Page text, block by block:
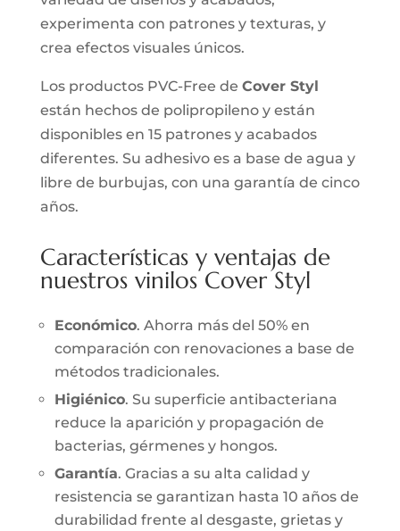
experimenta con patrones y texturas, y
crea efectos visuales únicos.
Los productos PVC-Free de Cover Styl
están hechos de polipropileno y están
disponibles en 15 patrones y acabados
diferentes. Su adhesivo es a base de agua y
libre de burbujas, con una garantía de cinco
años.
Características y ventajas de
nuestros vinilos Cover Styl
Económico. Ahorra más del 50% en
comparación con renovaciones a base de
métodos tradicionales.
Higiénico. Su superficie antibacteriana
reduce la aparición y propagación de
bacterias, gérmenes y hongos.
Garantía. Gracias a su alta calidad y
resistencia se garantizan hasta 10 años de
durabilidad frente al desgaste, grietas y